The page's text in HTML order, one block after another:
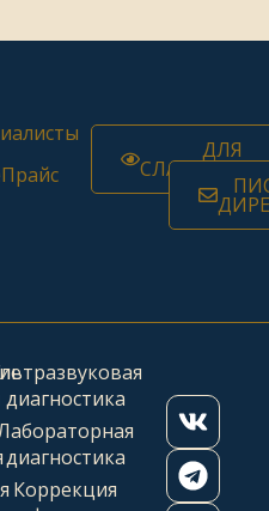
Прайс
ДЛЯ
диагностика
диагностика
Коррекция